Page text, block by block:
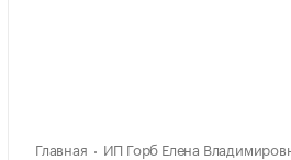
Главная ИП Горб Елена